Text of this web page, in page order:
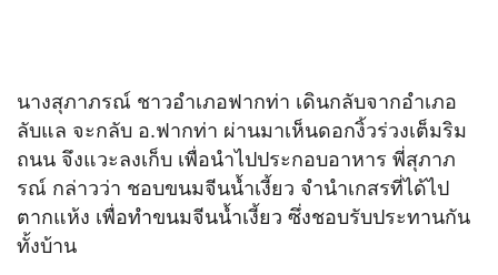
นางสุภาภรณ์ ชาวอำเภอฟากท่า เดินกลับจากอำเภอ
ลับแล จะกลับ อ.ฟากท่า ผ่านมาเห็นดอกงิ้วร่วงเต็มริม
ถนน จึงแวะลงเก็บ เพื่อนำไปประกอบอาหาร พี่สุภาภ
รณ์ กล่าวว่า ชอบขนมจีนน้ำเงี้ยว จำนำเกสรที่ได้ไป
ตากแห้ง เพื่อทำขนมจีนน้ำเงี้ยว ซึ่งชอบรับประทานกัน
ทั้งบ้าน